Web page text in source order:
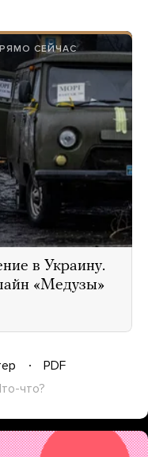
СЕЙЧАС
в Украину.
«Медузы»
PDF
что?